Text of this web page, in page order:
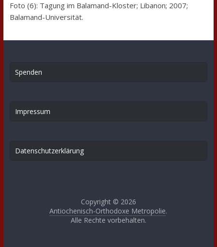
Foto (6): Tagung im Balamand-Kloster; Libanon; 2007;
Balamand-Universität.
Spenden
Impressum
Datenschutzerklärung
Copyright © 2026
Antiochenisch-Orthodoxe Metropolie.
Alle Rechte vorbehalten.